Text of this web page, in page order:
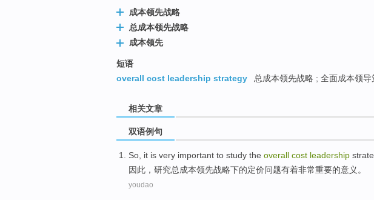
成本领先战略
总成本领先战略
成本领先
短语
overall cost leadership strategy
总成本领先战略 ; 全面成本领
相关文章
双语例句
So, it is very important to study the overall cost leadership
因此 ， 研究总成本领先战略下的定价问题有着非常重要的意义。
youdao